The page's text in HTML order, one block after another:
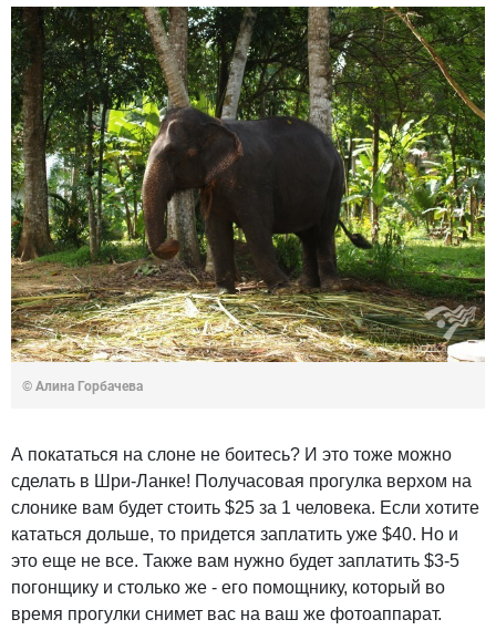
© Алина Горбачева
А покататься на слоне не боитесь? И это тоже можно
сделать в Шри-Ланке! Получасовая прогулка верхом на
слонике вам будет стоить $25 за 1 человека. Если хотите
кататься дольше, то придется заплатить уже $40. Но и
это еще не все. Также вам нужно будет заплатить $3-5
погонщику и столько же - его помощнику, который во
время прогулки снимет вас на ваш же фотоаппарат.